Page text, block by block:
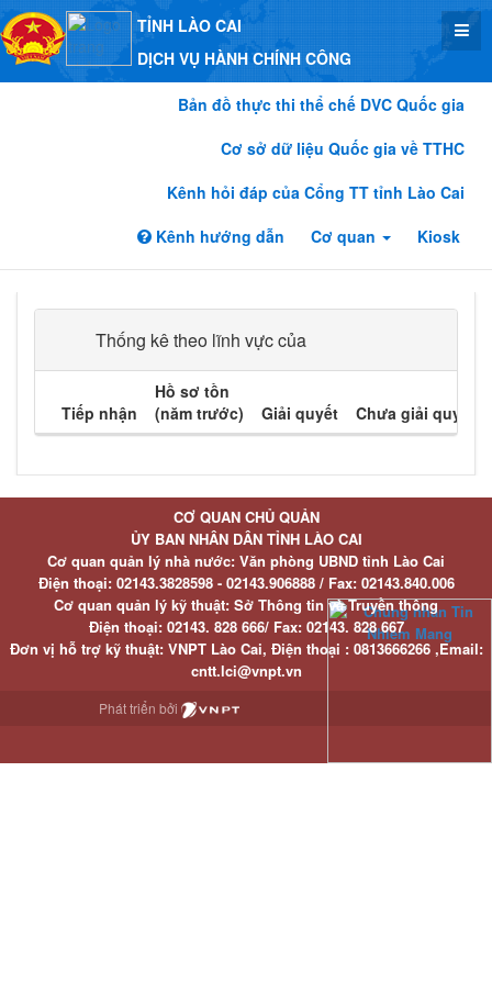
TỈNH LÀO CAI
DỊCH VỤ HÀNH CHÍNH CÔNG
Bản đồ thực thi thể chế DVC Quốc gia
Cơ sở dữ liệu Quốc gia về TTHC
Kênh hỏi đáp của Cổng TT tỉnh Lào Cai
Kênh hướng dẫn
Cơ quan Kiosk
Thống kê theo lĩnh vực của
Tiếp nhận
Hồ sơ tồn
(năm trước)
Giải quyết Chưa giải quyết
CƠ QUAN CHỦ QUẢN
ỦY BAN NHÂN DÂN TỈNH LÀO CAI
Cơ quan quản lý nhà nước: Văn phòng UBND tỉnh Lào Cai
Điện thoại:02143.3828598 - 02143.906888 / Fax:02143.840.006
Cơ quan quản lý kỹ thuật: Sở Thông tin và Truyền thông
Điện thoại:02143. 828 666/ Fax:02143. 828 667
Đơn vị hỗ trợ kỹ thuật: VNPT Lào Cai, Điện thoại : 0813666266 ,Email:
cntt.lci@vnpt.vn
Phát triển bởi